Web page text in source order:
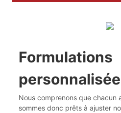
Formulations
Nous comprenons que chacun
sommes donc prêts à ajuster